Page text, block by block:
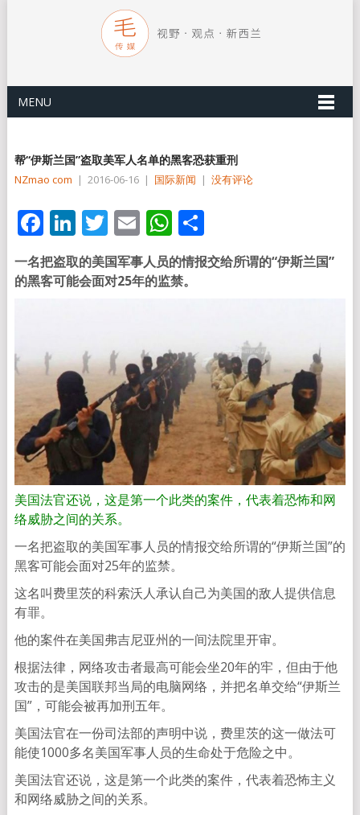
MENU
帮“伊斯兰国”盗取美军人名单的黑客恐获重刑
NZmao com | 2016-06-16 | 国际新闻 | 没有评论
Facebook
LinkedIn
Twitter
EmailWhatsApp
分
享
一名把盗取的美国军事人员的情报交给所谓的“伊斯兰国”
的黑客可能会面对25年的监禁。
美国法官还说，这是第一个此类的案件，代表着恐怖和网
络威胁之间的关系。
一名把盗取的美国军事人员的情报交给所谓的“伊斯兰国”的
黑客可能会面对25年的监禁。
这名叫费里茨的科索沃人承认自己为美国的敌人提供信息
有罪。
他的案件在美国弗吉尼亚州的一间法院里开审。
根据法律，网络攻击者最高可能会坐20年的牢，但由于他
攻击的是美国联邦当局的电脑网络，并把名单交给“伊斯兰
国”，可能会被再加刑五年。
美国法官在一份司法部的声明中说，费里茨的这一做法可
能使1000多名美国军事人员的生命处于危险之中。
美国法官还说，这是第一个此类的案件，代表着恐怖主义
和网络威胁之间的关系。